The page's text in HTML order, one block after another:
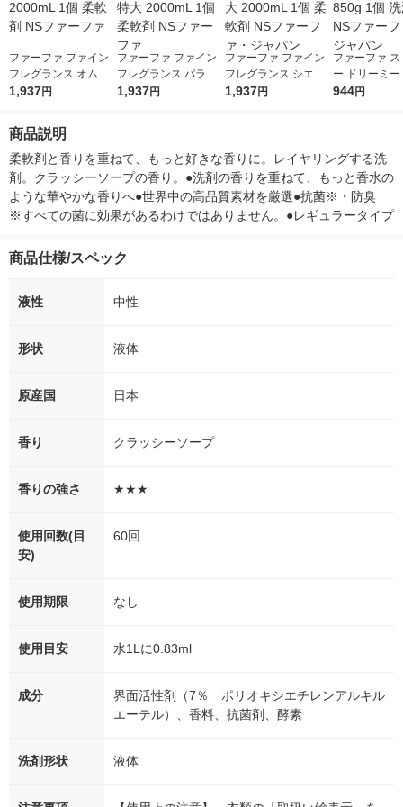
ファーファ ファイン
フレグランス オム 詰
め替え 特大 2000mL
1,937円
ファーファ ファイン
フレグランス パラデ
ィ 詰め替え 特大 200
1,937円
ファーファ ファイン
フレグランス シエル
詰め替え 特大 2000m
1,937円
ファーファ
ー ドリーミ
え 特大 850g
944円
商品説明
柔軟剤と香りを重ねて、もっと好きな香りに。レイヤリングする洗
剤。クラッシーソープの香り。●洗剤の香りを重ねて、もっと香水の
ような華やかな香りへ●世界中の高品質素材を厳選●抗菌※・防臭
※すべての菌に効果があるわけではありません。●レギュラータイプ
商品仕様/スペック
液性 中性
形状 液体
原産国 日本
香り クラッシーソープ
香りの強さ ★★★
使用回数(目
安)
60回
使用期限 なし
使用目安 水1Lに0.83ml
成分
界面活性剤（7％ ポリオキシエチレンアルキル
エーテル）、香料、抗菌剤、酵素
洗剤形状 液体